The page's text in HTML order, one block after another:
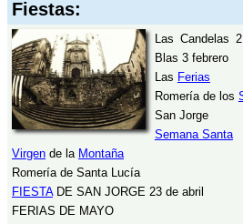
Fiestas:
Las Candelas
Blas 3 febrero
Las Ferias
Romería de los
San Jorge
Semana Santa
Virgen de la Montaña
Romería de Santa Lucía
FIESTADE SAN JORGE 23 de abril
FERIAS DE MAYO